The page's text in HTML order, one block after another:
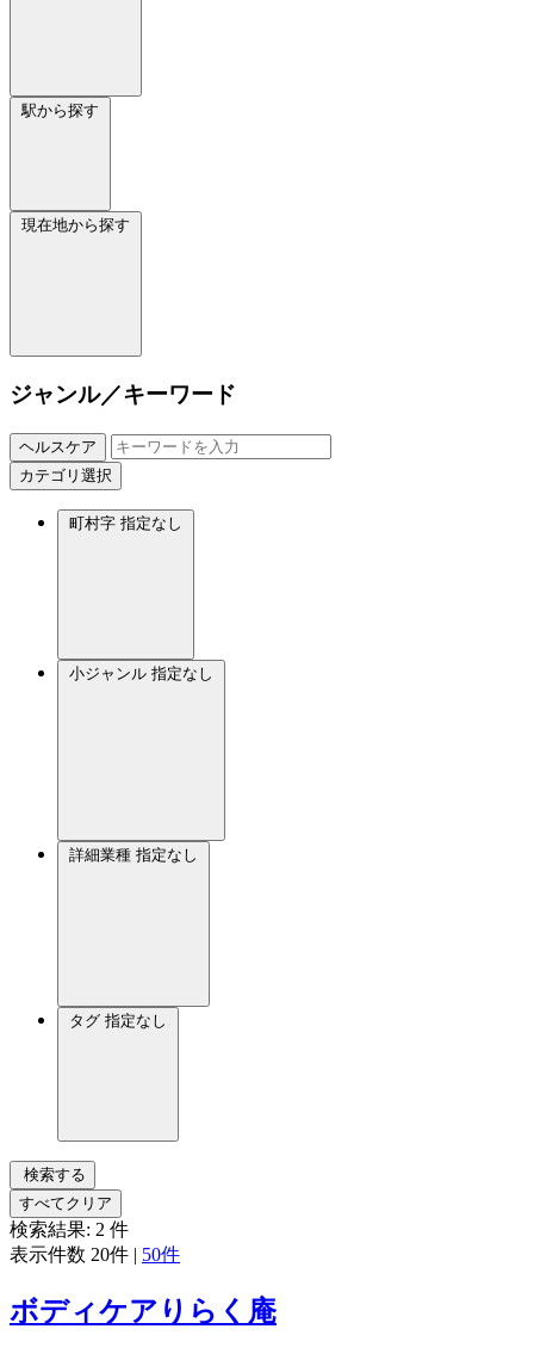
駅から探す
現在地から探す
ジャンル／キーワード
ヘルスケア
カテゴリ選択
町村字 指定なし
小ジャンル 指定なし
詳細業種 指定なし
タグ 指定なし
検索する
すべてクリア
検索結果: 2 件
表示件数 20件 | 50件
ボディケアりらく庵